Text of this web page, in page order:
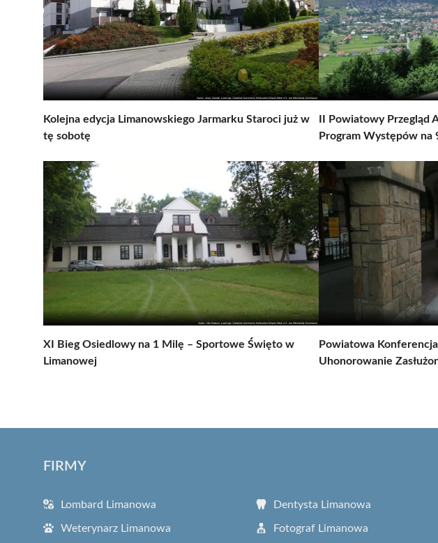
Kolejna edycja Limanowskiego Jarmarku Staroci już w
tę sobotę
II Powiatowy Przegląd
Program Występów na
XI Bieg Osiedlowy na 1 Milę – Sportowe Święto w
Limanowej
Powiatowa
Uhonorowanie
FIRMY
Lombard Limanowa Dentysta Limanowa
Weterynarz Limanowa Fotograf Limanowa